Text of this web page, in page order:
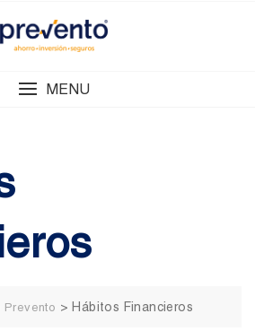
MENU
Prevento > Hábitos Financieros